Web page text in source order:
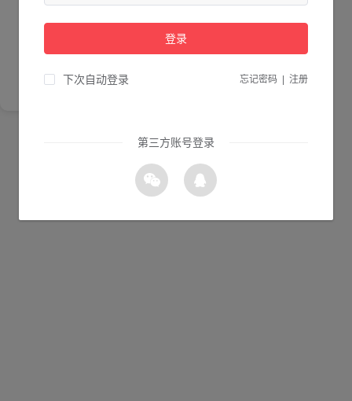
登录
下次自动登录 忘记密码 注册
第三方账号登录